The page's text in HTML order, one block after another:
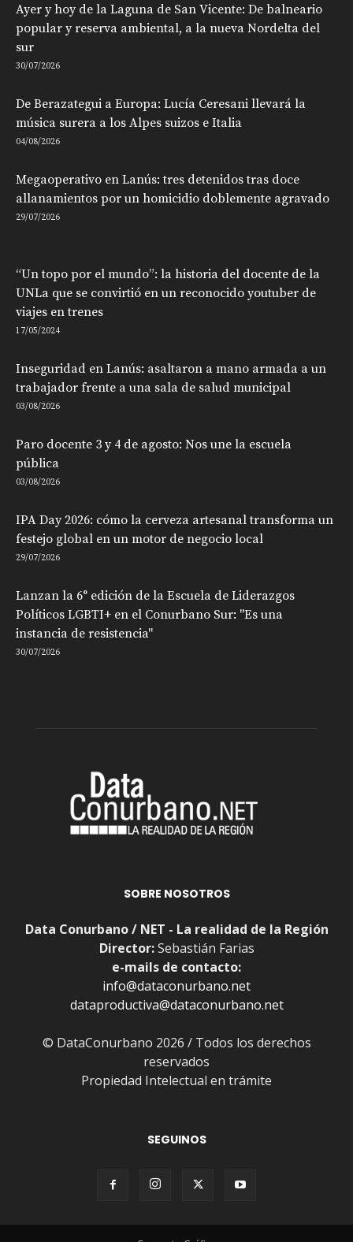
Ayer y hoy de la Laguna de San Vicente: De balneario
popular y reserva ambiental, a la nueva Nordelta del
sur
30/07/2026
De Berazategui a Europa: Lucía Ceresani llevará la
música surera a los Alpes suizos e Italia
04/08/2026
Megaoperativo en Lanús: tres detenidos tras doce
allanamientos por un homicidio doblemente agravado
29/07/2026
“Un topo por el mundo”: la historia del docente de la
UNLa que se convirtió en un reconocido youtuber de
viajes en trenes
17/05/2024
Inseguridad en Lanús: asaltaron a mano armada a un
trabajador frente a una sala de salud municipal
03/08/2026
Paro docente 3 y 4 de agosto: Nos une la escuela
pública
03/08/2026
IPA Day 2026: cómo la cerveza artesanal transforma un
festejo global en un motor de negocio local
29/07/2026
Lanzan la 6° edición de la Escuela de Liderazgos
Políticos LGBTI+ en el Conurbano Sur: "Es una
instancia de resistencia"
30/07/2026
SOBRE NOSOTROS
Data Conurbano / NET - La realidad de la Región
Director:Sebastián Farias
e-mails de contacto:
info@dataconurbano.net
dataproductiva@dataconurbano.net
© DataConurbano 2026 / Todos los derechos
reservados
Propiedad Intelectual en trámite
SEGUINOS